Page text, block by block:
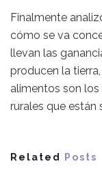
Finalmente
cómo se va
llevan las
producen la
alimentos son
rurales que están
Related Posts